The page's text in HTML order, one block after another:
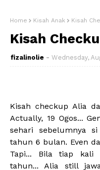
Home Kisah Anak Kisah
Kisah
fizalinolie Wednesday,
Kisah checkup Alia
Actually, 19 Ogos...
sehari sebelumnya
tahun 6 bulan. Even
Tapi... Bila tiap kali
tahun... Alia still